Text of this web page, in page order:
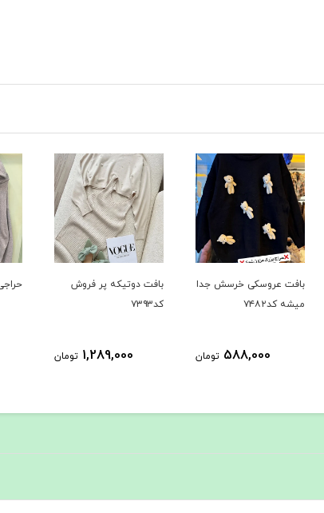
بافت عروسکی خرسش جدا
میشه کد۷۴۸۲
588,000 تومان
بافت دوتیکه پر فروش
کد۷۳۹۳
1,289,000 تومان
حراجی